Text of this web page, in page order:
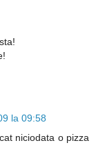
la 09:58
niciodata o pizza